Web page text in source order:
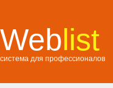
Weblist
система для профессионалов